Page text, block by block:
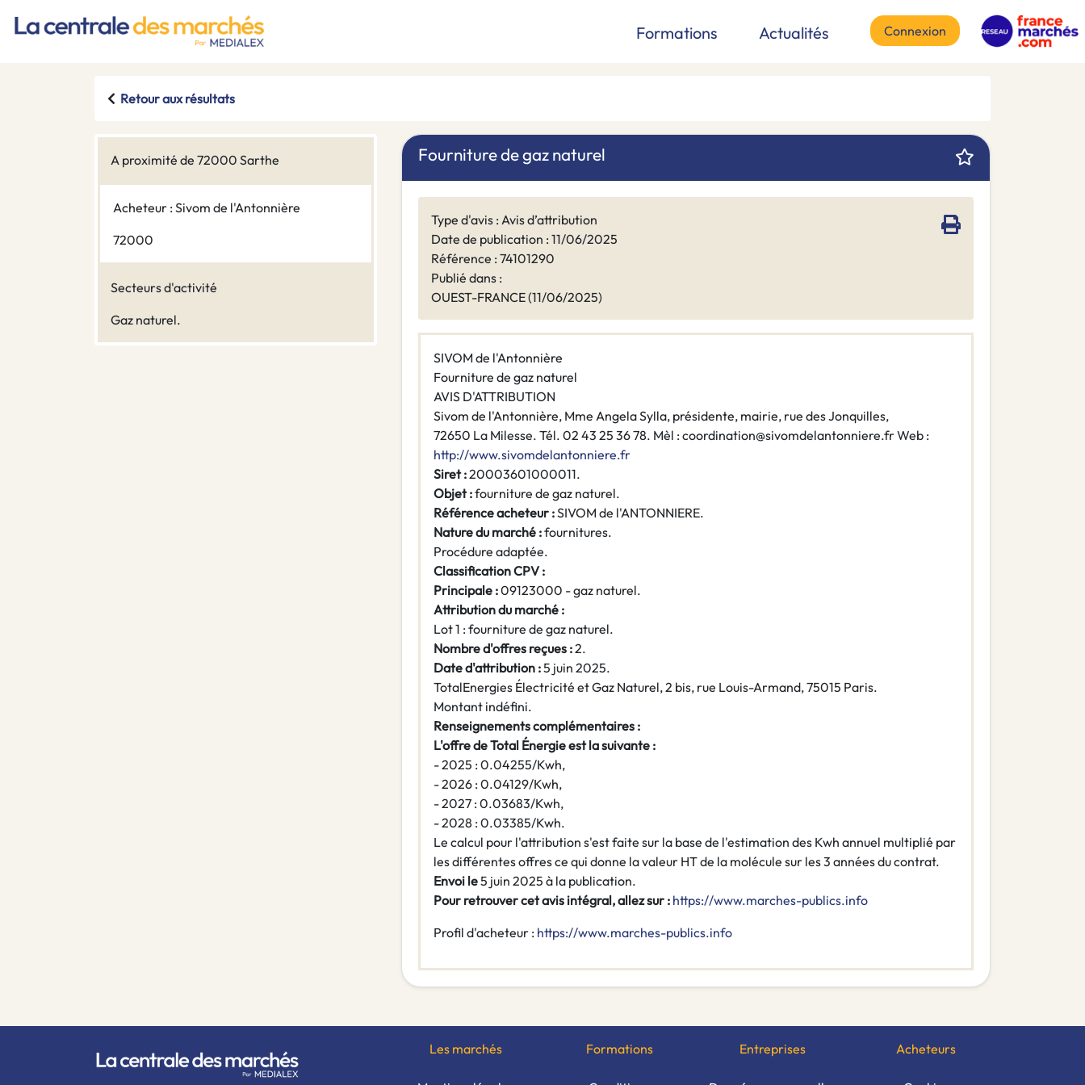
Formations Actualités Connexion
Retour aux résultats
A proximité de 72000 Sarthe
Acheteur : Sivom de l'Antonnière
72000
Secteurs d'activité
Gaz naturel.
Fourniture de gaz naturel
Type d'avis : Avis d’attribution
Date de publication : 11/06/2025
Référence : 74101290
Publié dans :
OUEST-FRANCE (11/06/2025)
SIVOM de l'Antonnière
Fourniture de gaz naturel
AVIS D'ATTRIBUTION
Sivom de l'Antonnière, Mme Angela Sylla, présidente, mairie, rue des Jonquilles,
72650 La Milesse. Tél. 02 43 25 36 78. Mèl : coordination@sivomdelantonniere.fr Web :
http://www.sivomdelantonniere.fr
Siret :20003601000011.
Objet :fourniture de gaz naturel.
Référence acheteur :SIVOM de l'ANTONNIERE.
Nature du marché :fournitures.
Procédure adaptée.
Classification CPV :
Principale :09123000 - gaz naturel.
Attribution du marché :
Lot 1 : fourniture de gaz naturel.
Nombre d'offres reçues :2.
Date d'attribution :5 juin 2025.
TotalEnergies Électricité et Gaz Naturel, 2 bis, rue Louis-Armand, 75015 Paris.
Montant indéfini.
Renseignements complémentaires :
L'offre de Total Énergie est la suivante :
- 2025 : 0.04255/Kwh,
- 2026 : 0.04129/Kwh,
- 2027 : 0.03683/Kwh,
- 2028 : 0.03385/Kwh.
Le calcul pour l'attribution s'est faite sur la base de l'estimation des Kwh annuel multiplié par
les différentes offres ce qui donne la valeur HT de la molécule sur les 3 années du contrat.
Envoi le5 juin 2025 à la publication.
Pour retrouver cet avis intégral, allez sur : https://www.marches-publics.info
Profil d'acheteur : https://www.marches-publics.info
Les marchés Formations Entreprises Acheteurs